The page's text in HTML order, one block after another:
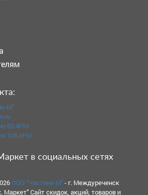
М"
93.4FM
105.3FM
в социальных сетях
ООО "Частник-М"- г. Междуреченск
Маркет" Сайт скидок, акций, товаров и